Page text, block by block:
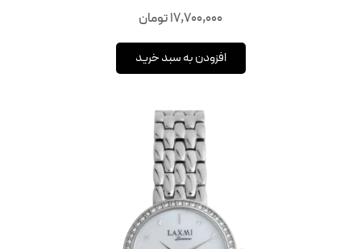
17,700,000تومان
افزودن به سبد خرید